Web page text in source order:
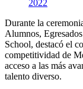
2022
Durante la
Alumnos,
School, destacó el
competitividad de
acceso a las más
talento diverso.